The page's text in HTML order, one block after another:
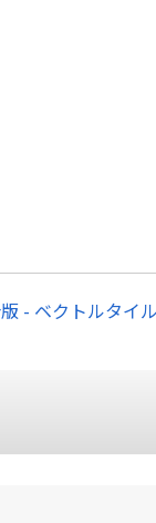
- ベクトルタイ